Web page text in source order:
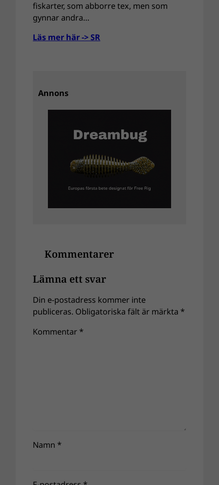
fiskarter, som abborre tex, men som
gynnar andra…
Läs mer här -> SR
Annons
Kommentarer
Lämna ett svar
Din e-postadress kommer inte
publiceras. Obligatoriska fält är märkta *
Kommentar *
Namn *